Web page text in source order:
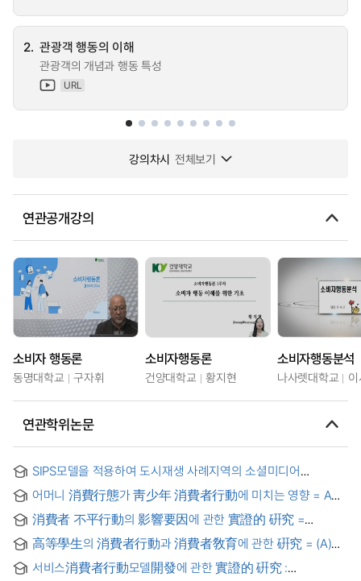
2. 관광객 행동의 이해
관광객의 개념과 행동 특성
URL
강의차시 전체보기
연관공개강의
소비자 행동론
동명대학교 구자휘
소비자행동론
건양대학교 황지현
소비자행동분석
나사렛대학교
연관학위논문
SIPS모델을 적용하여 도시재생 사례지역의 소셜미디어
관광정보가 관광소비자 행동에 미치는 영향 연구
어머니 消費行態가 靑少年 消費者行動에 미치는 영향 = A
Study on Mother's Propensity to Consume having an
effect on Youth's Action as a Consumer
消費者 不平行動의 影響要因에 관한 實證的 硏究 =
(An)empirical study on factors affecting the consumer
complaining behavior
高等學生의 消費者行動과 消費者敎育에 관한 硏究 = (A)
Study on Consumer Behavior & Education of High School
Students
서비스消費者行動모델開發에 관한 實證的 硏究 :